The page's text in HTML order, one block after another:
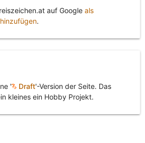
auf Google als
.
' Draft'-Version der Seite. Das
kleines ein Hobby Projekt.